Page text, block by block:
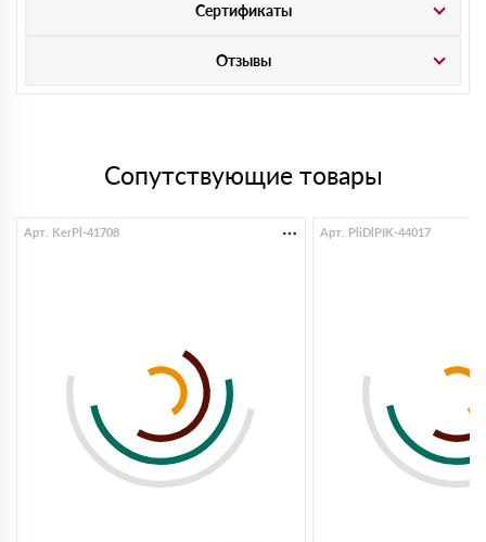
Сертификаты
Отзывы
Сопутствующие товары
Арт. KerPl-41708 Арт. PliDlPIK-44017